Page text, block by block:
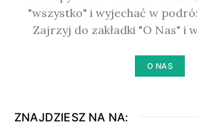
"wszystko" i wyjechać w
Zajrzyj do zakładki "O Nas" i
O NAS
ZNAJDZIESZ NA NA: